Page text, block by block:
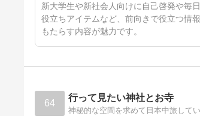
新大学生や新社会人向けに自己啓発や毎
役立ちアイテムなど、前向きで役立つ情
もたらす内容が魅力です。
64 行って見たい神社とお寺
神秘的な空間を求めて日本中旅して